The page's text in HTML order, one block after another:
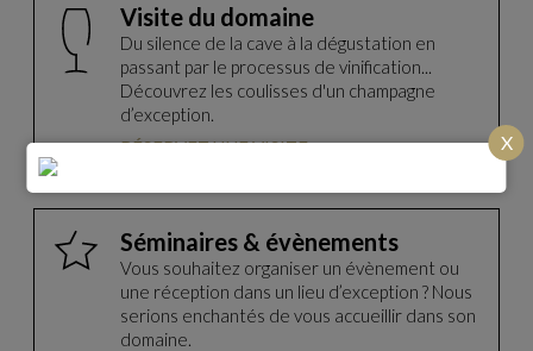
X
Visite du domaine
Du silence de la cave à la dégustation en
passant par le processus de vinification...
Découvrez les coulisses d'un champagne
d’exception.
RÉSERVEZ UNE VISITE
Séminaires & évènements
Vous souhaitez organiser un évènement ou
une réception dans un lieu d’exception ? Nous
serions enchantés de vous accueillir dans son
domaine.